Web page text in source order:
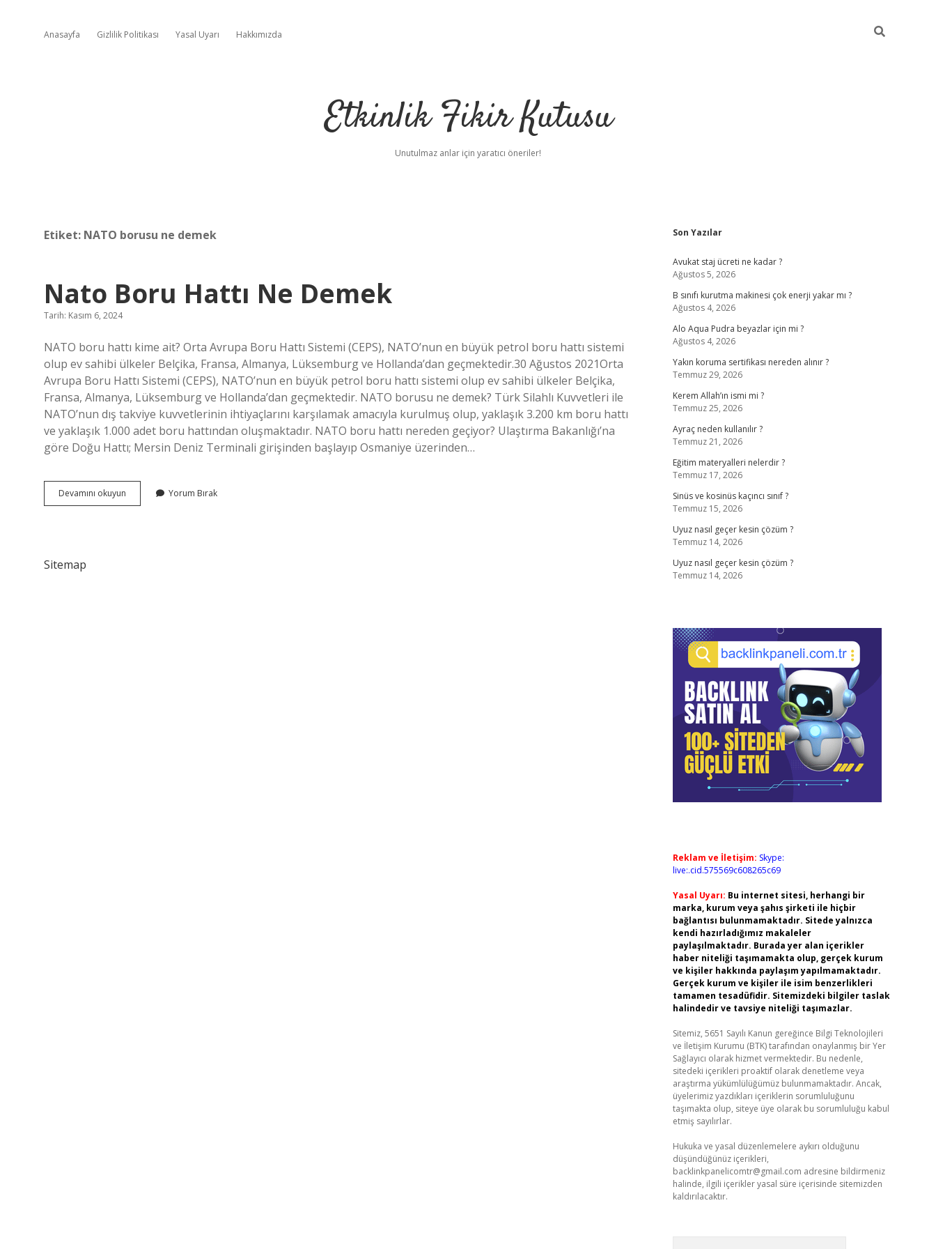
Anasayfa Gizlilik Politikası Yasal Uyarı Hakkımızda
Etkinlik Fikir Kutusu
Unutulmaz anlar için yaratıcı öneriler!
Etiket: NATO borusu ne demek
Nato Boru Hattı Ne Demek
Tarih: Kasım 6, 2024
NATO boru hattı kime ait? Orta Avrupa Boru Hattı Sistemi (CEPS), NATO’nun en büyük petrol boru hattı sistemi
olup ev sahibi ülkeler Belçika, Fransa, Almanya, Lüksemburg ve Hollanda’dan geçmektedir.30 Ağustos 2021Orta
Avrupa Boru Hattı Sistemi (CEPS), NATO’nun en büyük petrol boru hattı sistemi olup ev sahibi ülkeler Belçika,
Fransa, Almanya, Lüksemburg ve Hollanda’dan geçmektedir. NATO borusu ne demek? Türk Silahlı Kuvvetleri ile
NATO’nun dış takviye kuvvetlerinin ihtiyaçlarını karşılamak amacıyla kurulmuş olup, yaklaşık 3.200 km boru hattı
ve yaklaşık 1.000 adet boru hattından oluşmaktadır. NATO boru hattı nereden geçiyor? Ulaştırma Bakanlığı’na
göre Doğu Hattı; Mersin Deniz Terminali girişinden başlayıp Osmaniye üzerinden…
Devamını okuyun
Boru
Yorum Bırak
Sitemap
Sidebar
Son Yazılar
Avukat staj ücreti ne kadar ?
Ağustos 5, 2026
B sınıfı kurutma makinesi çok enerji yakar mı ?
Ağustos 4, 2026
Alo Aqua Pudra beyazlar için mi ?
Ağustos 4, 2026
Yakın koruma sertifikası nereden alınır ?
Temmuz 29, 2026
Kerem Allah’ın ismi mi ?
Temmuz 25, 2026
Ayraç neden kullanılır ?
Temmuz 21, 2026
Eğitim materyalleri nelerdir ?
Temmuz 17, 2026
Sinüs ve kosinüs kaçıncı sınıf ?
Temmuz 15, 2026
Uyuz nasıl geçer kesin çözüm ?
Temmuz 14, 2026
Uyuz nasıl geçer kesin çözüm ?
Temmuz 14, 2026
Reklam ve İletişim: Skype:
live:.cid.575569c608265c69
Yasal Uyarı: Bu internet sitesi, herhangi bir
marka, kurum veya şahıs şirketi ile hiçbir
bağlantısı bulunmamaktadır. Sitede yalnızca
kendi hazırladığımız makaleler
paylaşılmaktadır. Burada yer alan içerikler
haber niteliği taşımamakta olup, gerçek kurum
ve kişiler hakkında paylaşım yapılmamaktadır.
Gerçek kurum ve kişiler ile isim benzerlikleri
tamamen tesadüfidir. Sitemizdeki bilgiler taslak
halindedir ve tavsiye niteliği taşımazlar.
Sitemiz, 5651 Sayılı Kanun gereğince Bilgi Teknolojileri
ve İletişim Kurumu (BTK) tarafından onaylanmış bir Yer
Sağlayıcı olarak hizmet vermektedir. Bu nedenle,
sitedeki içerikleri proaktif olarak denetleme veya
araştırma yükümlülüğümüz bulunmamaktadır. Ancak,
üyelerimiz yazdıkları içeriklerin sorumluluğunu
taşımakta olup, siteye üye olarak bu sorumluluğu kabul
etmiş sayılırlar.
Hukuka ve yasal düzenlemelere aykırı olduğunu
düşündüğünüz içerikleri,
backlinkpanelicomtr@gmail.com adresine bildirmeniz
halinde, ilgili içerikler yasal süre içerisinde sitemizden
kaldırılacaktır.